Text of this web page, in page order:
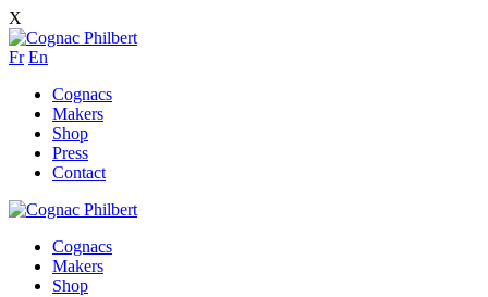
X
Fr En
Cognacs
Makers
Shop
Press
Contact
Cognacs
Makers
Shop